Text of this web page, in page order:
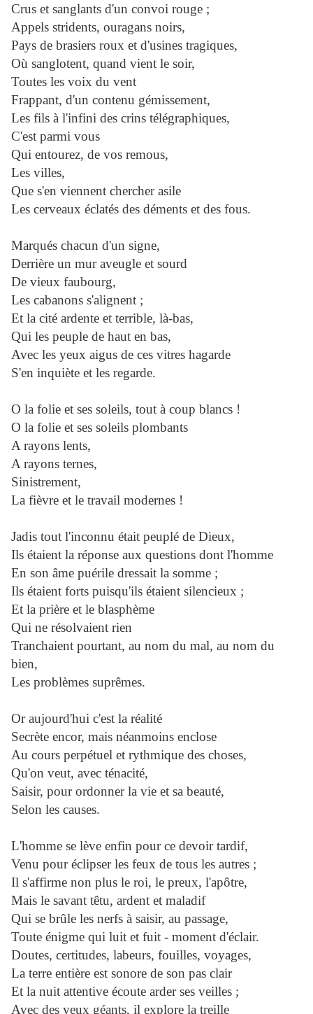
Crus et sanglants d'un convoi rouge ;
Appels stridents, ouragans noirs,
Pays de brasiers roux et d'usines tragiques,
Où sanglotent, quand vient le soir,
Toutes les voix du vent
Frappant, d'un contenu gémissement,
Les fils à l'infini des crins télégraphiques,
C'est parmi vous
Qui entourez, de vos remous,
Les villes,
Que s'en viennent chercher asile
Les cerveaux éclatés des déments et des fous.
Marqués chacun d'un signe,
Derrière un mur aveugle et sourd
De vieux faubourg,
Les cabanons s'alignent ;
Et la cité ardente et terrible, là-bas,
Qui les peuple de haut en bas,
Avec les yeux aigus de ces vitres hagarde
S'en inquiète et les regarde.
O la folie et ses soleils, tout à coup blancs !
O la folie et ses soleils plombants
A rayons lents,
A rayons ternes,
Sinistrement,
La fièvre et le travail modernes !
Jadis tout l'inconnu était peuplé de Dieux,
Ils étaient la réponse aux questions dont l'homme
En son âme puérile dressait la somme ;
Ils étaient forts puisqu'ils étaient silencieux ;
Et la prière et le blasphème
Qui ne résolvaient rien
Tranchaient pourtant, au nom du mal, au nom du
bien,
Les problèmes suprêmes.
Or aujourd'hui c'est la réalité
Secrète encor, mais néanmoins enclose
Au cours perpétuel et rythmique des choses,
Qu'on veut, avec ténacité,
Saisir, pour ordonner la vie et sa beauté,
Selon les causes.
L'homme se lève enfin pour ce devoir tardif,
Venu pour éclipser les feux de tous les autres ;
Il s'affirme non plus le roi, le preux, l'apôtre,
Mais le savant têtu, ardent et maladif
Qui se brûle les nerfs à saisir, au passage,
Toute énigme qui luit et fuit - moment d'éclair.
Doutes, certitudes, labeurs, fouilles, voyages,
La terre entière est sonore de son pas clair
Et la nuit attentive écoute arder ses veilles ;
Avec des yeux géants, il explore la treille